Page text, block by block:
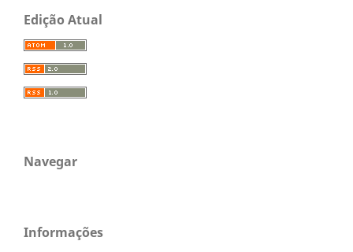
Edição Atual
Navegar
Informações